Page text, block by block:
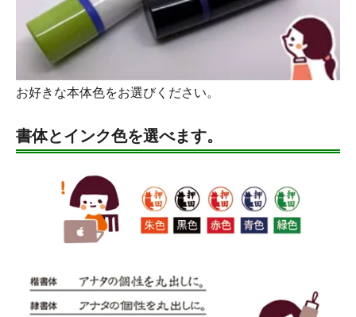
お好きな本体色をお選びください。
書体とインク色を選べます。